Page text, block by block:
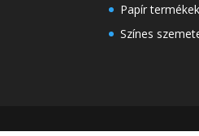
Papír termékek
Színes